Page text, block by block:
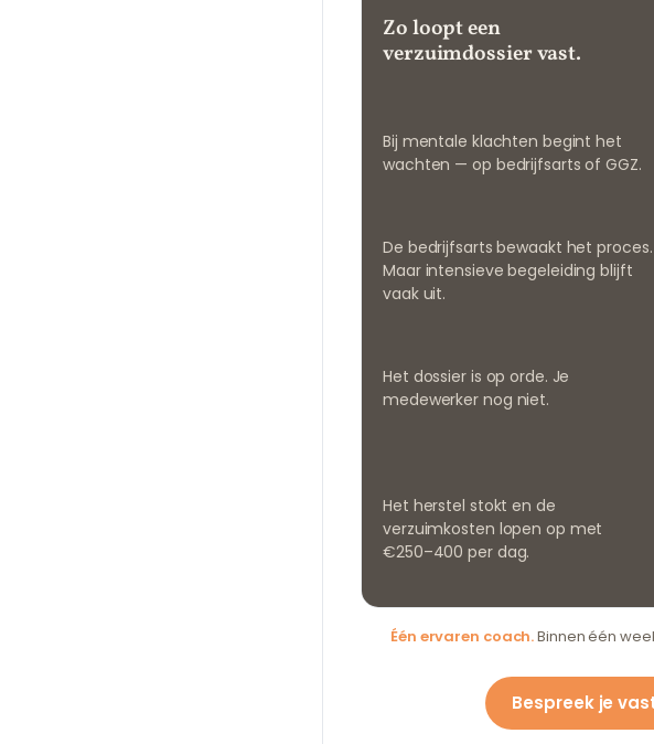
Zo loopt een
verzuimdossier vast.
Bij mentale klachten begint het
wachten — op bedrijfsarts of GGZ.
De bedrijfsarts bewaakt het proces.
Maar intensieve begeleiding blijft
vaak uit.
Het dossier is op orde. Je
medewerker nog niet.
Het herstel stokt en de
verzuimkosten lopen op met
€250–400 per dag.
Één ervaren coach.Binnen één
Bespreek je